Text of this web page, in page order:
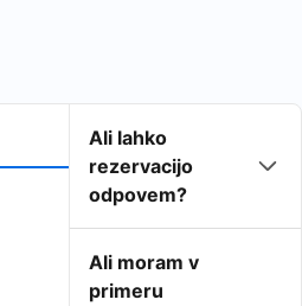
Ali lahko
rezervacijo
odpovem?
Ali moram v
primeru